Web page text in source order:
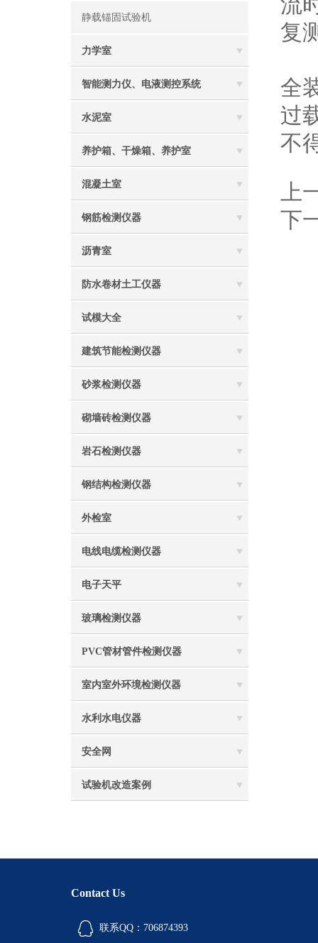
静载锚固试验机
力学室
智能测力仪、电液测控系统
水泥室
养护箱、干燥箱、养护室
混凝土室
钢筋检测仪器
沥青室
防水卷材土工仪器
试模大全
建筑节能检测仪器
砂浆检测仪器
砌墙砖检测仪器
岩石检测仪器
钢结构检测仪器
外检室
电线电缆检测仪器
电子天平
玻璃检测仪器
PVC管材管件检测仪器
室内室外环境检测仪器
水利水电仪器
安全网
试验机改造案例
复
全
过
不
上
下
Contact Us
联系QQ：706874393